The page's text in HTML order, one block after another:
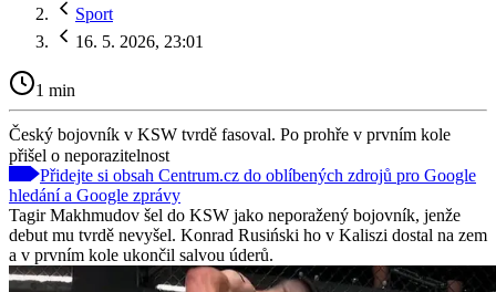
Sport
16. 5. 2026, 23:01
1 min
Český bojovník v KSW tvrdě fasoval. Po prohře v prvním kole
přišel o neporazitelnost
Přidejte si obsah Centrum.cz do oblíbených zdrojů pro Google
hledání a Google zprávy
Tagir Makhmudov šel do KSW jako neporažený bojovník, jenže
debut mu tvrdě nevyšel. Konrad Rusiński ho v Kaliszi dostal na zem
a v prvním kole ukončil salvou úderů.